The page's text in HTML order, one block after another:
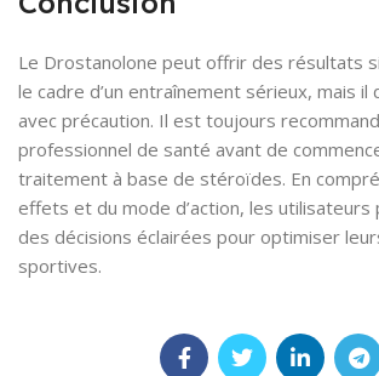
Le Drostanolone peut offrir des résultats
le cadre d’un entraînement sérieux, mais
avec précaution. Il est toujours
professionnel de santé avant de
traitement à base de stéroïdes. En
effets et du mode d’action, les
des décisions éclairées pour optimiser
sportives.